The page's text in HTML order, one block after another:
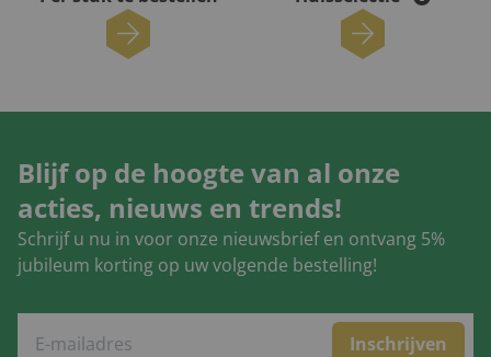
Blijf op de hoogte van al onze
acties, nieuws en trends!
Schrijf u nu in voor onze nieuwsbrief en ontvang 5%
jubileum korting op uw volgende bestelling!
Inschrijven